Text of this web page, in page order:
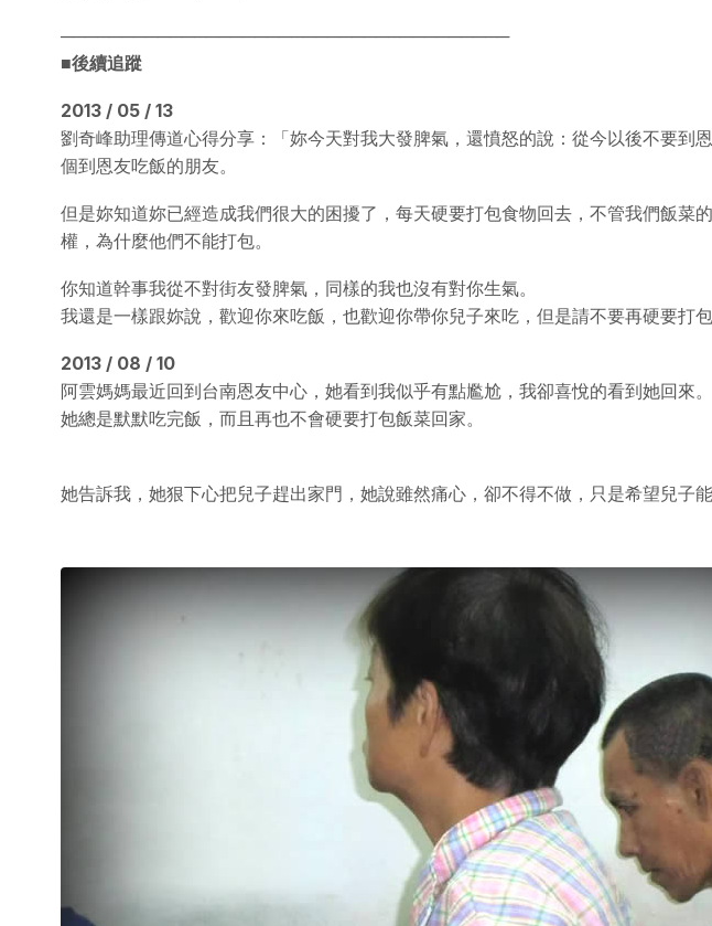
─────────────────────────────────────
■後續追蹤
2013 / 05 / 13
劉奇峰助理傳道心得分享：「妳今天對我大發脾氣，還憤怒的說：從今以後不要到
個到恩友吃飯的朋友。
但是妳知道妳已經造成我們很大的困擾了，每天硬要打包食物回去，不管我們飯菜
權，為什麼他們不能打包。
你知道幹事我從不對街友發脾氣，同樣的我也沒有對你生氣。
我還是一樣跟妳說，歡迎你來吃飯，也歡迎你帶你兒子來吃，但是請不要再硬要打包
2013 / 08 / 10
阿雲媽媽最近回到台南恩友中心，她看到我似乎有點尷尬，我卻喜悅的看到她回來。
她總是默默吃完飯，而且再也不會硬要打包飯菜回家。
她告訴我，她狠下心把兒子趕出家門，她說雖然痛心，卻不得不做，只是希望兒子